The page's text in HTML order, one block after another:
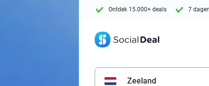
Ontdek 15.000+ deals 7
Zeeland